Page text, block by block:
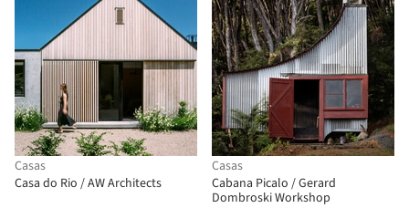
Casas
Casa do Rio / AW Architects
Casas
Cabana Picalo / Gerard
Dombroski Workshop